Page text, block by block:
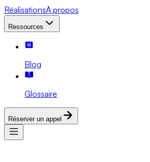
RéalisationsÀ propos
Ressources
Blog
Glossaire
Réserver un appel